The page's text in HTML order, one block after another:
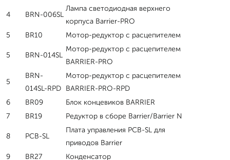
4 BRN-006SL
Лампа светодиодная верхнего
корпуса Barrier-PRO
5
BR10 Мотор-редуктор с расцепителем
5 BRN-014SL
Мотор-редуктор с расцепителем
BARRIER-PRO
5
BRN-
014SL-RPD
Мотор-редуктор с расцепителем
BARRIER-PRO-RPD
6
BR09
Блок концевиков BARRIER
7
BR19 Редуктор в сборе Barrier/Barrier N
8 PCB-SL
Плата управления PCB-SL для
приводов Barrier
9
BR27
Конденсатор